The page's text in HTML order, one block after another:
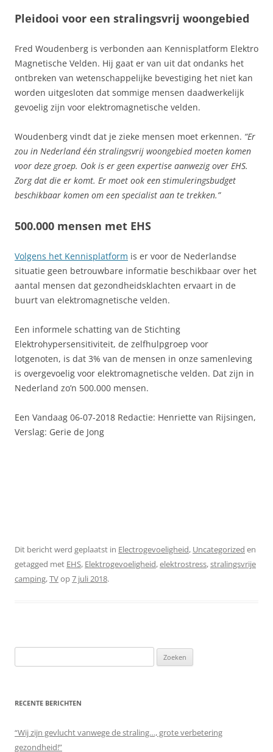
Pleidooi voor een stralingsvrij woongebied
Fred Woudenberg is verbonden aan Kennisplatform Elektro
Magnetische Velden. Hij gaat er van uit dat ondanks het
ontbreken van wetenschappelijke bevestiging het niet kan
worden uitgesloten dat sommige mensen daadwerkelijk
gevoelig zijn voor elektromagnetische velden.
Woudenberg vindt dat je zieke mensen moet erkennen. “Er
zou in Nederland één stralingsvrij woongebied moeten komen
voor deze groep. Ook is er geen expertise aanwezig over EHS.
Zorg dat die er komt. Er moet ook een stimuleringsbudget
beschikbaar komen om een specialist aan te trekken.”
500.000 mensen met EHS
Volgens het Kennisplatform is er voor de Nederlandse
situatie geen betrouwbare informatie beschikbaar over het
aantal mensen dat gezondheidsklachten ervaart in de
buurt van elektromagnetische velden.
Een informele schatting van de Stichting
Elektrohypersensitiviteit, de zelfhulpgroep voor
lotgenoten, is dat 3% van de mensen in onze samenleving
is overgevoelig voor elektromagnetische velden. Dat zijn in
Nederland zo’n 500.000 mensen.
Een Vandaag 06-07-2018 Redactie: Henriette van Rijsingen,
Verslag: Gerie de Jong
Dit bericht werd geplaatst in Electrogevoeligheid, Uncategorized en
getagged met EHS, Elektrogevoeligheid,elektrostress,stralingsvrije
camping,TVop7 juli 2018.
naar:
RECENTE BERICHTEN
“Wij zijn gevlucht vanwege de straling…, grote verbetering
gezondheid!”